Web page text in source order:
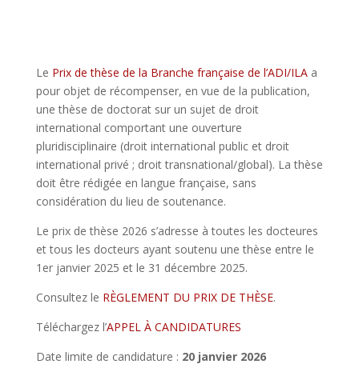
Le Prix de thèse de la Branche française de l’ADI/ILAa
pour objet de récompenser, en vue de la publication,
une thèse de doctorat sur un sujet de droit
international comportant une ouverture
pluridisciplinaire (droit international public et droit
international privé ; droit transnational/global). La thèse
doit être rédigée en langue française, sans
considération du lieu de soutenance.
Le prix de thèse 2026 s’adresse à toutes les docteures
et tous les docteurs ayant soutenu une thèse entre le
1er janvier 2025 et le 31 décembre 2025.
Consultez le RÈGLEMENT DU PRIX DE THÈSE.
Téléchargez l’APPEL À CANDIDATURES
Date limite de candidature : 20 janvier 2026